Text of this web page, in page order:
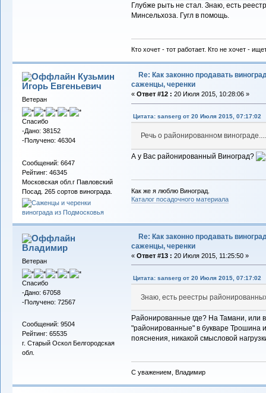
Глубже рыть не стал. Знаю, есть
Минсельхоза. Гугл в помощь.
Кто хочет - тот работает. Кто не хочет -
Кузьмин
Игорь Евгеньевич
Ветеран
Спасибо
-Дано: 38152
-Получено: 46304
Сообщений: 6647
Рейтинг: 46345
Московская обл.г Павловский
Посад. 265 сортов винограда.
Re: Как законно продавать
саженцы, черенки
« Ответ #12 : 20 Июля 2015, 10:28:06 »
Цитата: sanserg от 20 Июля 2015, 07:17:02
Речь о районированном винограде....
А у Вас районированный Виноград?
Как же я люблю Виноград.
Каталог посадочного материала
Владимиp
Ветеран
Спасибо
-Дано: 67058
-Получено: 72567
Сообщений: 9504
Рейтинг: 65535
г. Старый Оскол Белгородская
обл.
Re: Как законно продавать
саженцы, черенки
« Ответ #13 : 20 Июля 2015, 11:25:50 »
Цитата: sanserg от 20 Июля 2015, 07:17:02
Знаю, есть реестры
Районированные где? На Тамани, или
"районированные" в букваре Трошина
пояснения, никакой смысловой
С уважением, Владимир